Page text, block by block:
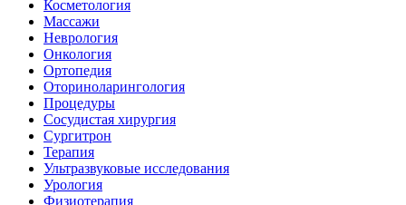
Косметология
Массажи
Неврология
Онкология
Ортопедия
Оториноларингология
Процедуры
Сосудистая хирургия
Сургитрон
Терапия
Ультразвуковые исследования
Урология
Физиотерапия